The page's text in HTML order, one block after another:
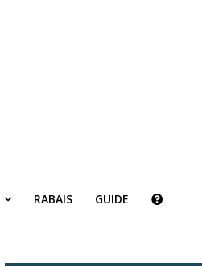
RABAIS GUIDE